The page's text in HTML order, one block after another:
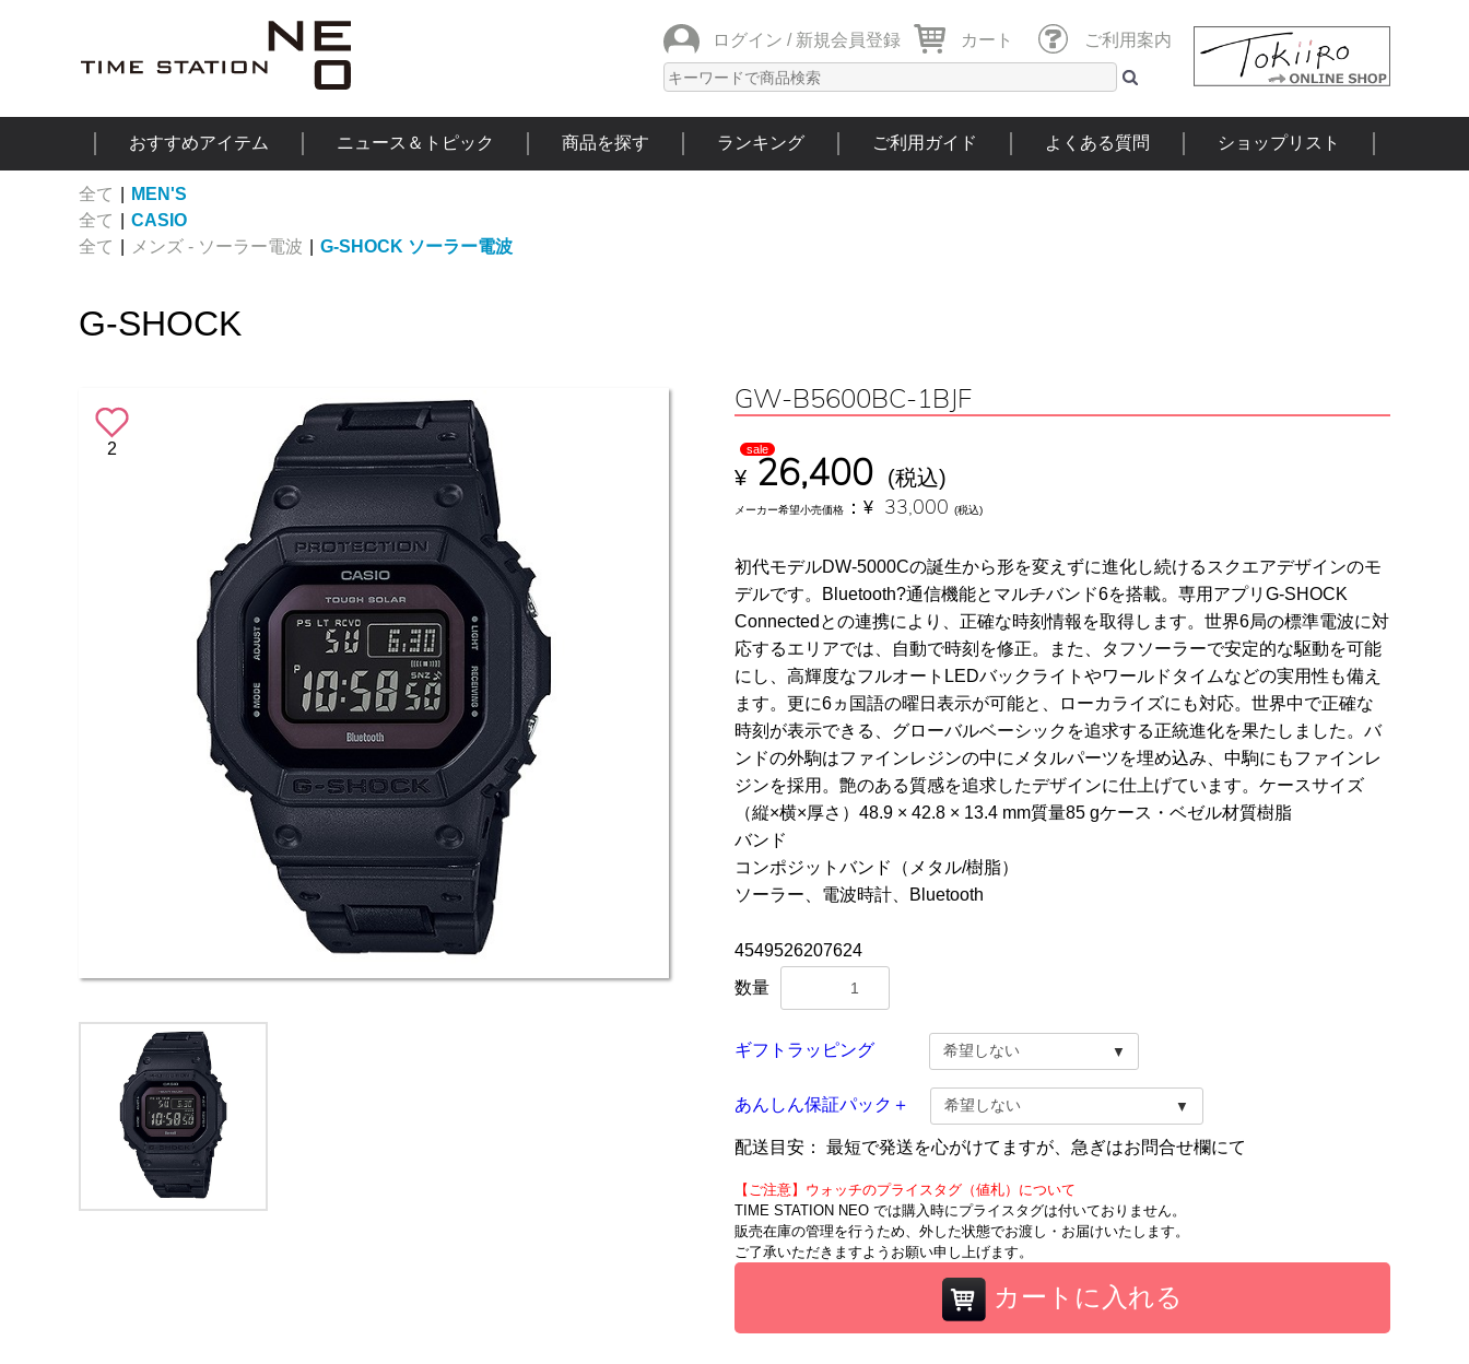
ログイン / 新規会員登録 カート ご利用案内
おすすめアイテム ニュース＆トピック 商品を探す ランキング ご利用ガイド よくある質問 ショップリスト
全て
MEN'S
全て
CASIO
全て
メンズ - ソーラー電波 G-SHOCK ソーラー電波
G-SHOCK
2
GW-B5600BC-1BJF
sale
¥ 26,400 (税込)
メーカー希望小売価格 ： ¥ 33,000 (税込)
初代モデルDW-5000Cの誕生から形を変えずに進化し続けるスクエアデザインのモ
デルです。Bluetooth?通信機能とマルチバンド6を搭載。専用アプリG-SHOCK
Connectedとの連携により、正確な時刻情報を取得します。世界6局の標準電波に対
応するエリアでは、自動で時刻を修正。また、タフソーラーで安定的な駆動を可能
にし、高輝度なフルオートLEDバックライトやワールドタイムなどの実用性も備え
ます。更に6ヵ国語の曜日表示が可能と、ローカライズにも対応。世界中で正確な
時刻が表示できる、グローバルベーシックを追求する正統進化を果たしました。バ
ンドの外駒はファインレジンの中にメタルパーツを埋め込み、中駒にもファインレ
ジンを採用。艶のある質感を追求したデザインに仕上げています。ケースサイズ
（縦×横×厚さ）48.9 × 42.8 × 13.4 mm質量85 gケース・ベゼル材質樹脂
バンド
コンポジットバンド（メタル/樹脂）
ソーラー、電波時計、Bluetooth
4549526207624
数量
ギフトラッピング
あんしん保証パック＋
配送目安： 最短で発送を心がけてますが、急ぎはお問合せ欄にて
【ご注意】ウォッチのプライスタグ（値札）について
TIME STATION NEO では購入時にプライスタグは付いておりません。
販売在庫の管理を行うため、外した状態でお渡し・お届けいたします。
ご了承いただきますようお願い申し上げます。
カートに入れる